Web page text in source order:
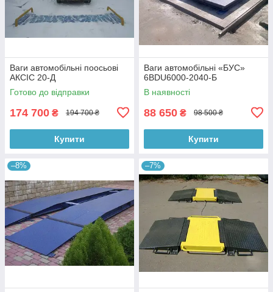
Ваги автомобільні поосьові
АКСІС 20-Д
Готово до відправки
174 700 ₴ 194 700 ₴
Купити
Ваги автомобільні «БУС»
6BDU6000-2040-Б
В наявності
88 650 ₴ 98 500 ₴
Купити
–8% –7%